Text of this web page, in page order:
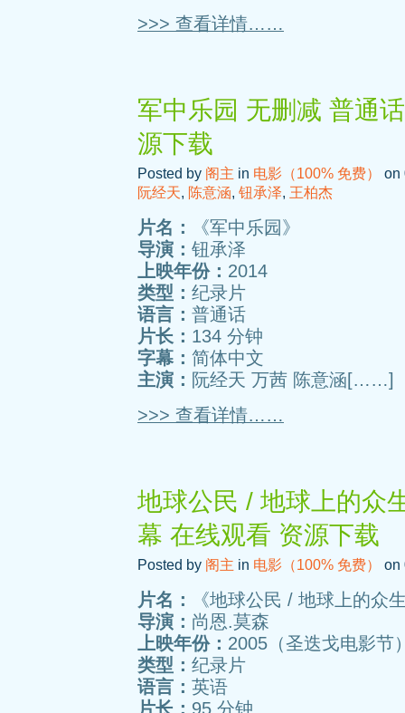
>>> 查看详情……
军中乐园 无删减 普通
源下载
Posted by 阁主 in 电影（100% 免费）
on
阮经天, 陈意涵, 钮承泽, 王柏杰
片名：
《军中乐园》
导演： 钮承泽
上映年份： 2014
类型： 纪录片
语言： 普通话
片长： 134 分钟
字幕： 简体中文
主演： 阮经天 万茜 陈意涵[……]
>>> 查看详情……
地球公民 / 地球上的众
幕 在线观看 资源下载
Posted by 阁主 in 电影（100% 免费） on
片名：
《地球公民 / 地球上的众
导演： 尚恩.莫森
上映年份： 2005（圣迭戈电影节
类型： 纪录片
语言： 英语
片长： 95 分钟